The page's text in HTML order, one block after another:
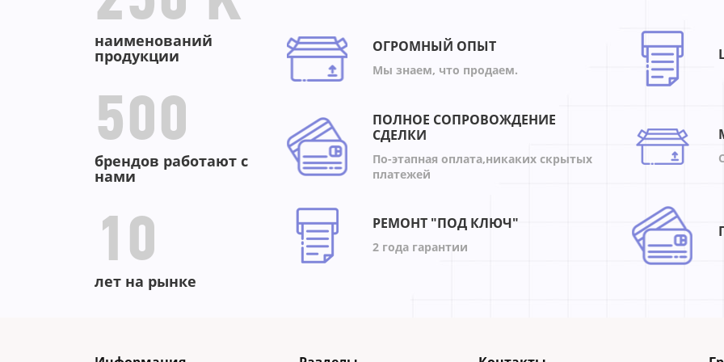
-65%
наименований
продукции
500
брендов работают с
нами
10
лет на рынке
ОГРОМНЫЙ ОПЫТ
Мы знаем, что продаем.
ПОЛНОЕ СОПРОВОЖДЕНИЕ
СДЕЛКИ
По-этапная оплата,никаких скрытых
платежей
РЕМОНТ "ПОД КЛЮЧ"
2 года гарантии